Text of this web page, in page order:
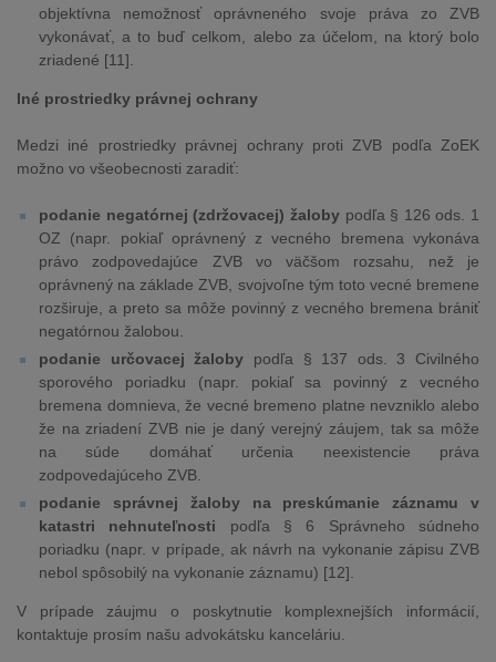
objektívna nemožnosť oprávneného svoje práva zo ZVB
vykonávať, a to buď celkom, alebo za účelom, na ktorý bolo
zriadené [11].
Iné prostriedky právnej ochrany
Medzi iné prostriedky právnej ochrany proti ZVB podľa ZoEK
možno vo všeobecnosti zaradiť:
podanie negatórnej (zdržovacej) žalobypodľa § 126 ods. 1
OZ (napr. pokiaľ oprávnený z vecného bremena vykonáva
právo zodpovedajúce ZVB vo väčšom rozsahu, než je
oprávnený na základe ZVB, svojvoľne tým toto vecné bremene
rozširuje, a preto sa môže povinný z vecného bremena brániť
negatórnou žalobou.
podanie určovacej žaloby podľa § 137 ods. 3 Civilného
sporového poriadku (napr. pokiaľ sa povinný z vecného
bremena domnieva, že vecné bremeno platne nevzniklo alebo
že na zriadení ZVB nie je daný verejný záujem, tak sa môže
na súde domáhať určenia neexistencie práva
zodpovedajúceho ZVB.
podanie správnej žaloby na preskúmanie záznamu v
katastri nehnuteľnosti podľa § 6 Správneho súdneho
poriadku (napr. v prípade, ak návrh na vykonanie zápisu ZVB
nebol spôsobilý na vykonanie záznamu) [12].
V prípade záujmu o poskytnutie komplexnejších informácií,
kontaktuje prosím našu advokátsku kanceláriu.